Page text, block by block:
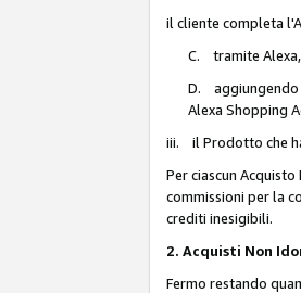
il cliente completa
C. tramite
D. aggiungendo
Alexa Shopping
iii. il Prodotto che
Per ciascun
commissioni per la
crediti inesigibili.
2. Acquisti Non
Fermo restando